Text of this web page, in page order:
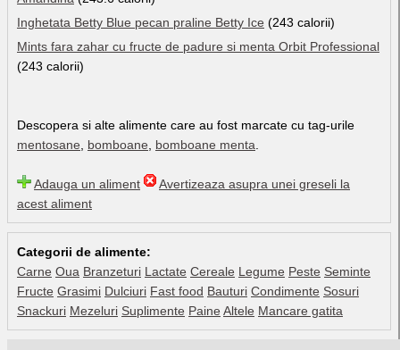
Inghetata Betty Blue pecan praline Betty Ice (243 calorii)
Mints fara zahar cu fructe de padure si menta Orbit Professional
(243 calorii)
Descopera si alte alimente care au fost marcate cu tag-urile
mentosane
bomboane bomboane menta
Adauga un aliment
Avertizeaza asupra unei greseli la
acest aliment
Categorii de alimente:
Carne Oua Branzeturi Lactate Cereale Legume Peste Seminte
Fructe Grasimi Dulciuri Fast food Bauturi Condimente Sosuri
Snackuri Mezeluri Suplimente Paine Altele Mancare gatita